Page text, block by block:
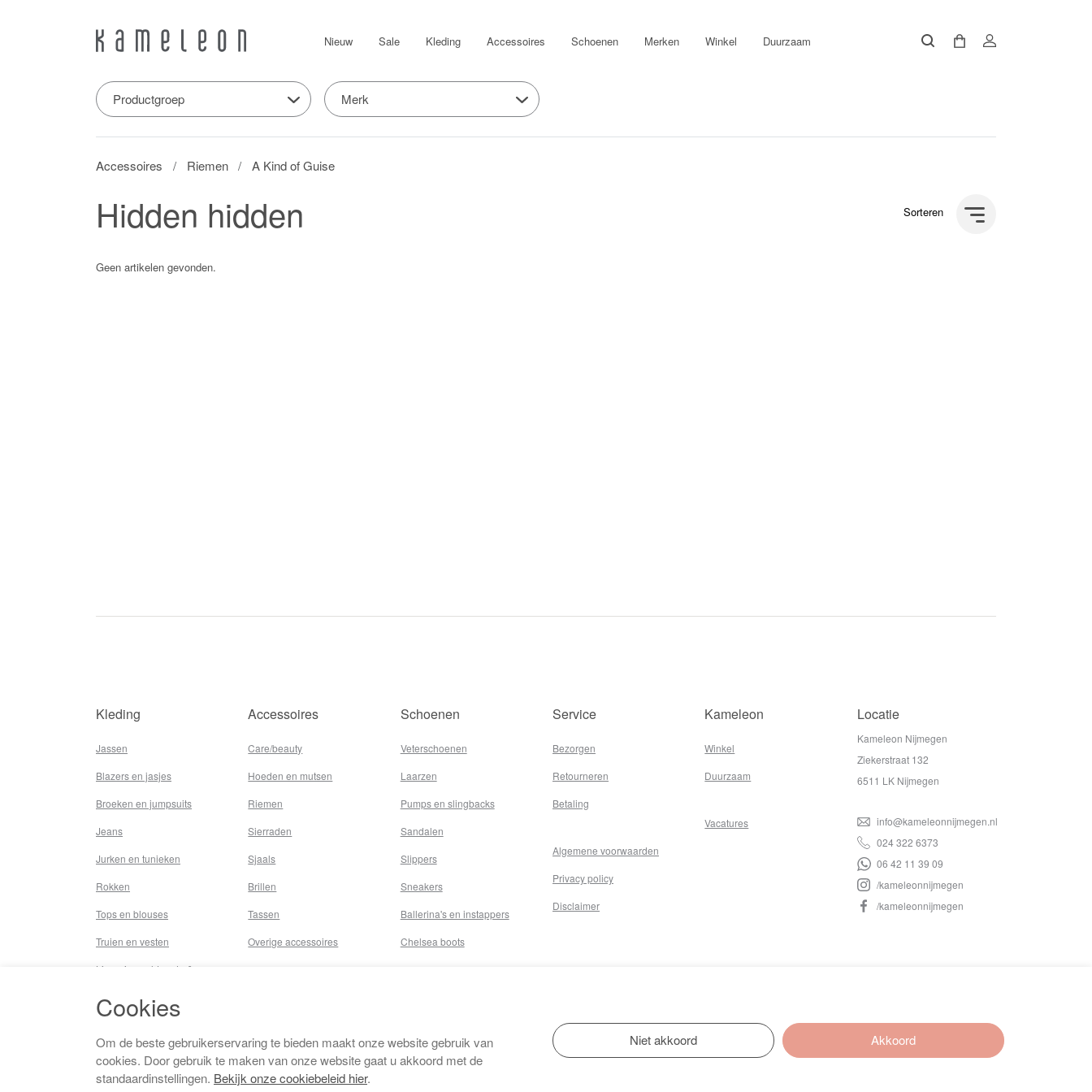
Nieuw Sale Kleding Accessoires Schoenen Merken Winkel Duurzaam
Productgroep Merk
Accessoires Riemen A Kind of Guise
Hidden hidden Sorteren
Geen artikelen gevonden.
Kleding
Jassen
Blazers en jasjes
Broeken en jumpsuits
Jeans
Jurken en tunieken
Rokken
Tops en blouses
Truien en vesten
Lingerie,nachtmode &
Badkleding
Beenmode
Vermaakkosten
Accessoires
Care/beauty
Hoeden en mutsen
Riemen
Sierraden
Sjaals
Brillen
Tassen
Overige accessoires
Schoenen
Veterschoenen
Laarzen
Pumps en slingbacks
Sandalen
Slippers
Sneakers
Ballerina's en instappers
Chelsea boots
Service
Bezorgen
Retourneren
Betaling
Algemene voorwaarden
Privacy policy
Disclaimer
Kameleon
Winkel
Duurzaam
Vacatures
Locatie
Kameleon Nijmegen
Ziekerstraat 132
6511 LK Nijmegen
info@kameleonnijmegen.nl
024 322 6373
06 42 11 39 09
/kameleonnijmegen
/kameleonnijmegen
Cookies
Om de beste gebruikerservaring te bieden maakt onze website gebruik van
cookies. Door gebruik te maken van onze website gaat u akkoord met de
standaardinstellingen. Bekijk onze cookiebeleid hier.